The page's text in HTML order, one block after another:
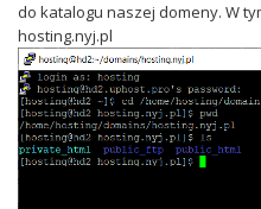
do katalogu naszej domeny. W
hosting.nyj.pl